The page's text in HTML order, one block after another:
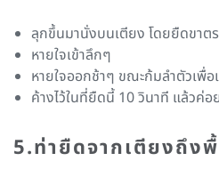
ลุกขึ้นมานั่งบนเตียง โดยยืดขาต
หายใจเข้าลึกๆ
หายใจออกช้าๆ ขณะก้มลำตัวเพื่อ
ค้างไว้ในที่ยืดนี้ 10 วินาที แล้วค่
5.ท่ายืดจากเตียงถึง